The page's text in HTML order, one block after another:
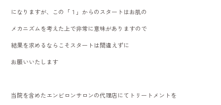
になりますが、この「１」からのスタートはお肌の
メカニズムを考えた上で非常に意味がありますので
結果を求めるならこそスタートは間違えずに
お願いいたします
当院を含めたエンビロンサロンの代理店にてトリートメントを